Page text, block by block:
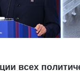
всех